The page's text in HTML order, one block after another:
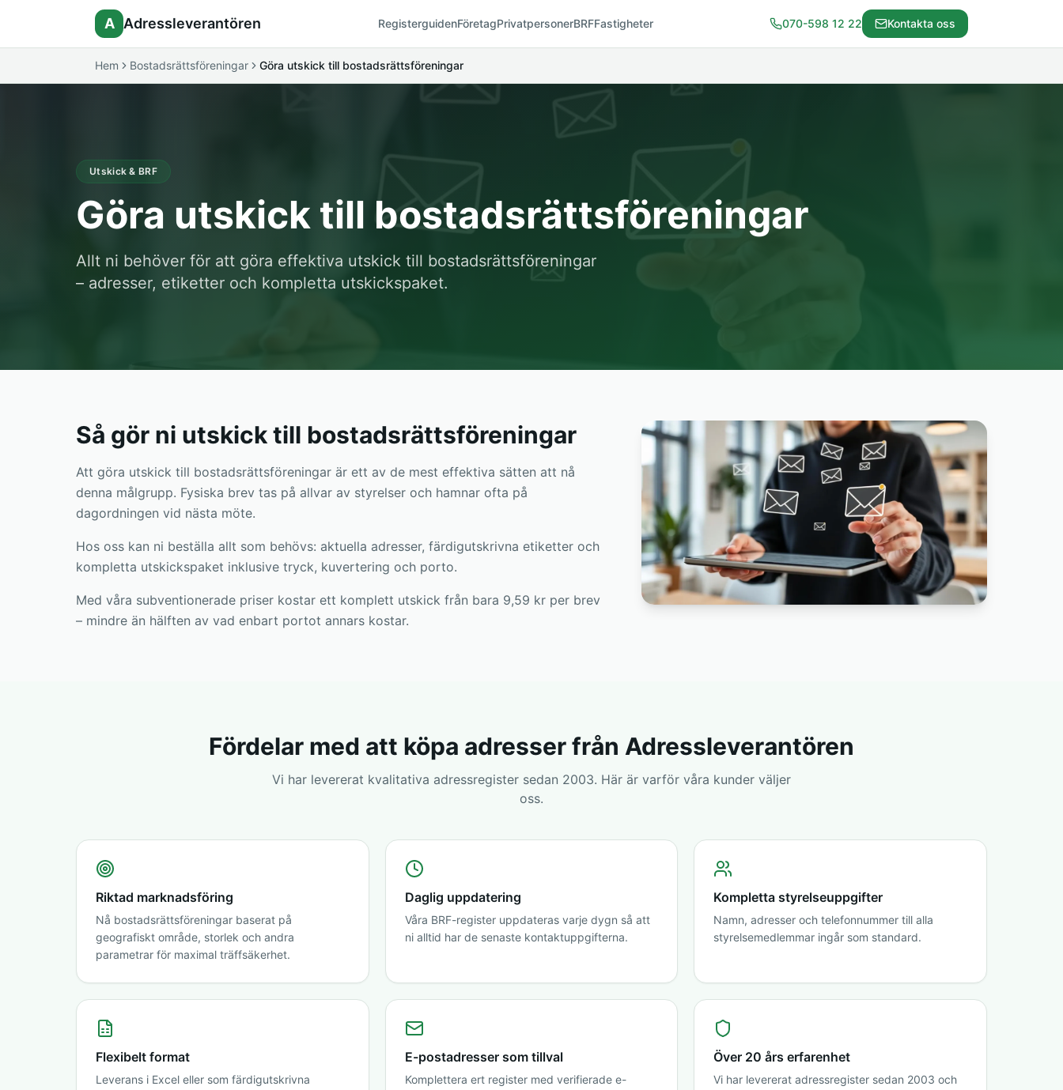
A Adressleverantören RegisterguidenFöretagPrivatpersonerBRFFastigheter 070-598 12 22 Kontakta oss
Hem Bostadsrättsföreningar Göra utskick till bostadsrättsföreningar
Utskick & BRF
Göra utskick till bostadsrättsföreningar
Allt ni behöver för att göra effektiva utskick till bostadsrättsföreningar
– adresser, etiketter och kompletta utskickspaket.
Så gör ni utskick till bostadsrättsföreningar
Att göra utskick till bostadsrättsföreningar är ett av de mest effektiva sätten att nå
denna målgrupp. Fysiska brev tas på allvar av styrelser och hamnar ofta på
dagordningen vid nästa möte.
Hos oss kan ni beställa allt som behövs: aktuella adresser, färdigutskrivna etiketter och
kompletta utskickspaket inklusive tryck, kuvertering och porto.
Med våra subventionerade priser kostar ett komplett utskick från bara 9,59 kr per brev
– mindre än hälften av vad enbart portot annars kostar.
Fördelar med att köpa adresser från Adressleverantören
Vi har levererat kvalitativa adressregister sedan 2003. Här är varför våra kunder väljer
oss.
Riktad marknadsföring
Nå bostadsrättsföreningar baserat på
geografiskt område, storlek och andra
parametrar för maximal träffsäkerhet.
Daglig uppdatering
Våra BRF-register uppdateras varje dygn så att
ni alltid har de senaste kontaktuppgifterna.
Kompletta styrelseuppgifter
Namn, adresser och telefonnummer till alla
styrelsemedlemmar ingår som standard.
Flexibelt format
Leverans i Excel eller som färdigutskrivna
E-postadresser som tillval
Komplettera ert register med verifierade e-
Över 20 års erfarenhet
Vi har levererat adressregister sedan 2003 och